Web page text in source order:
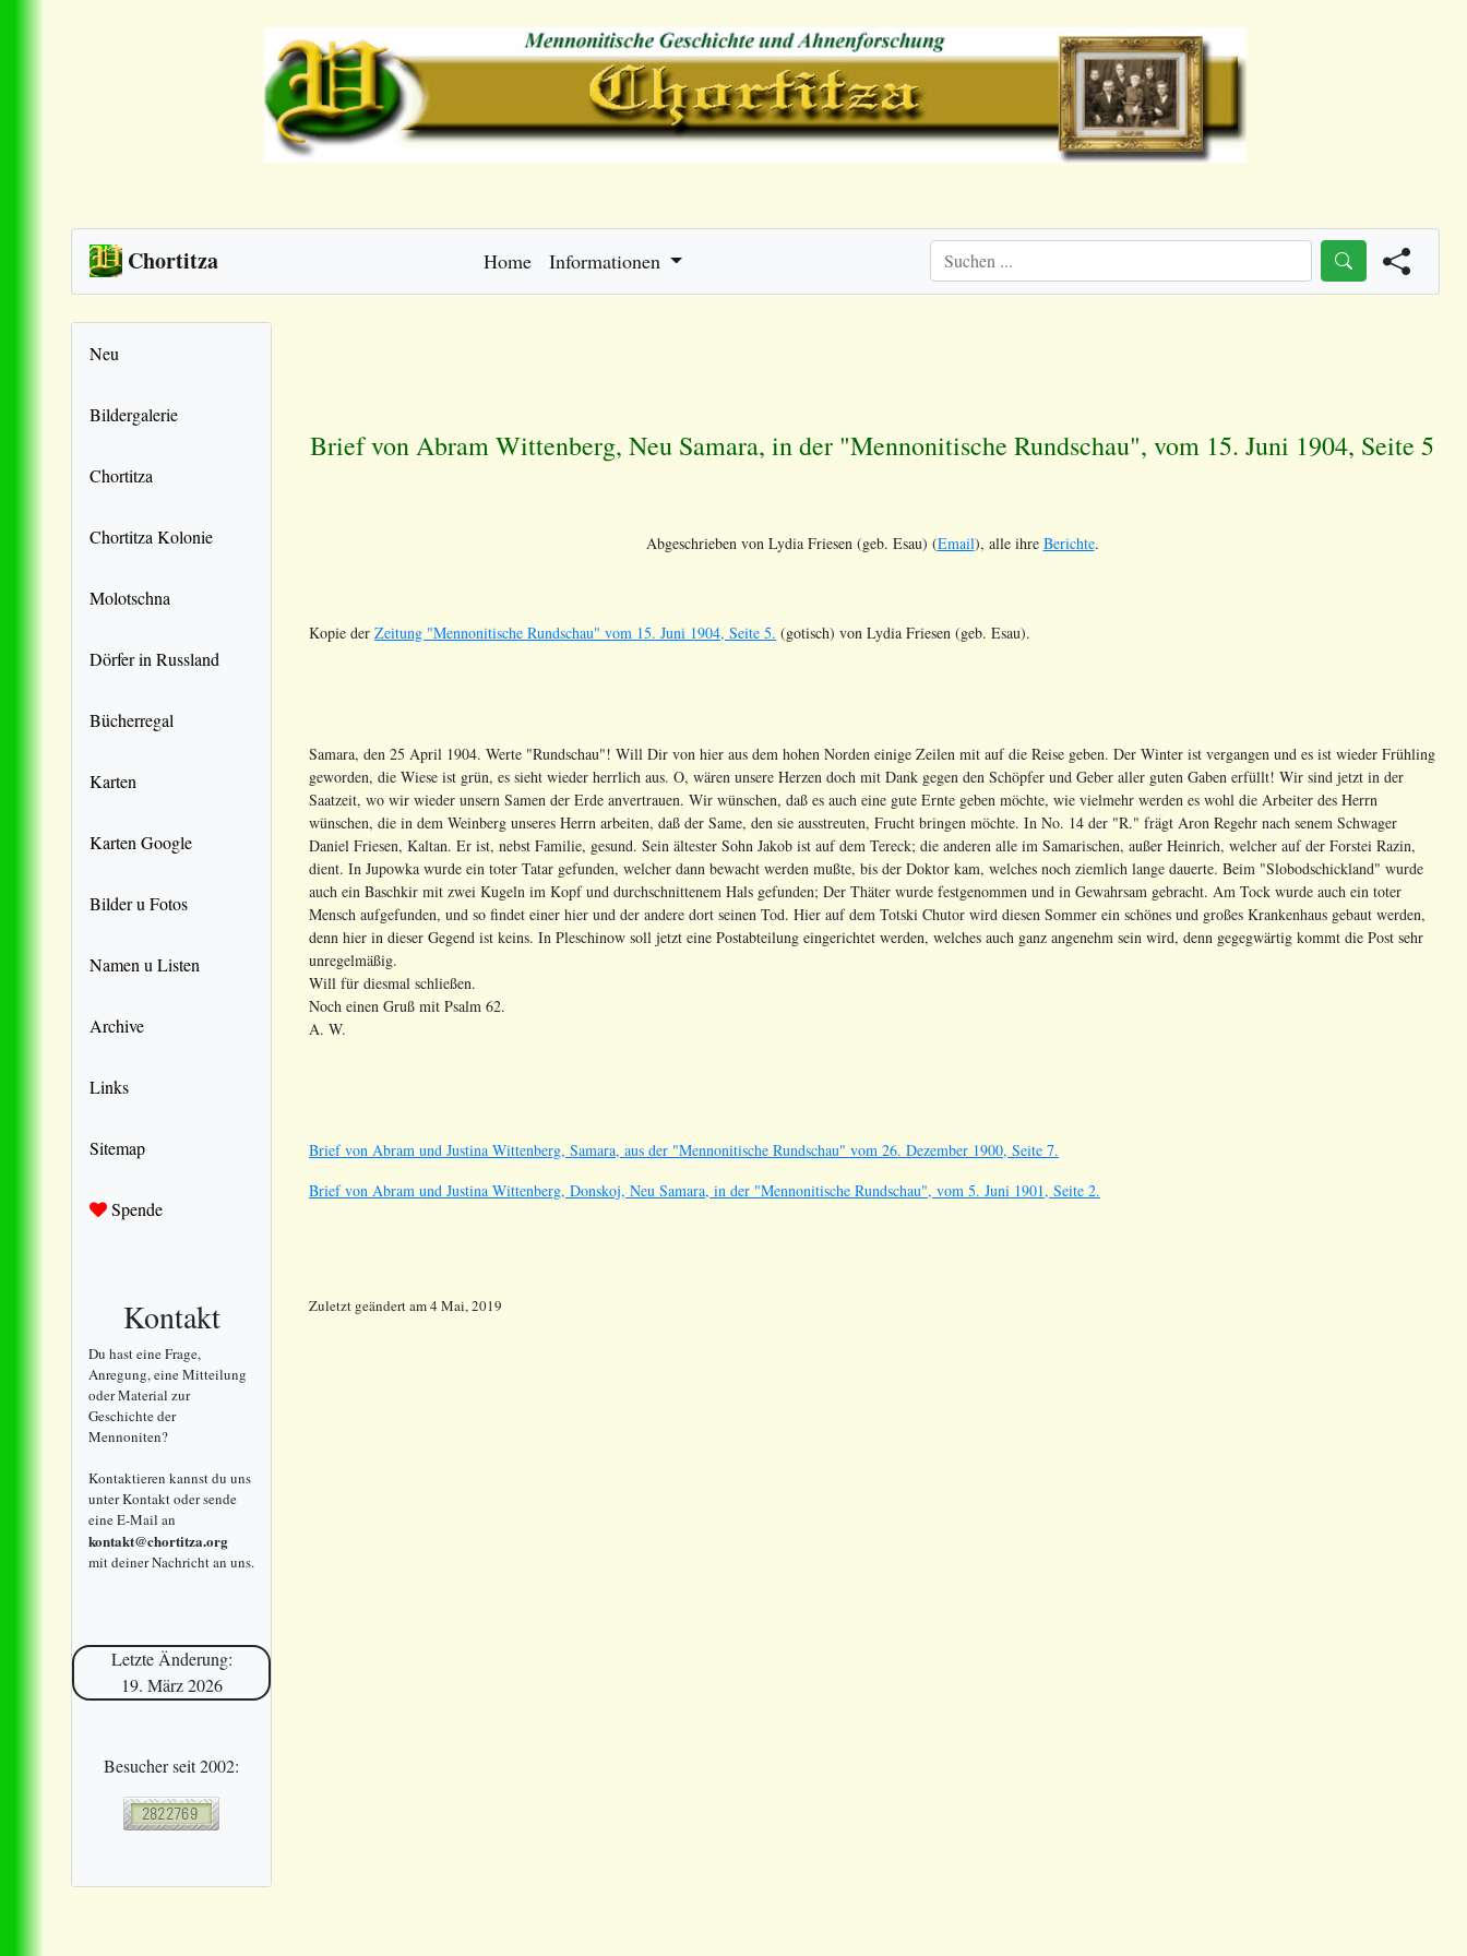
Chortitza Home Informationen
Neu
Bildergalerie
Chortitza
Chortitza Kolonie
Molotschna
Dörfer in Russland
Bücherregal
Karten
Karten Google
Bilder u Fotos
Namen u Listen
Archive
Links
Sitemap
Spende
Kontakt
Du hast eine Frage,
Anregung, eine Mitteilung
oder Material zur
Geschichte der
Mennoniten?
Kontaktieren kannst du uns
unter Kontakt oder sende
eine E-Mail an
kontakt@chortitza.org
mit deiner Nachricht an uns.
Letzte Änderung:
19. März 2026
Besucher seit 2002:
Brief von Abram Wittenberg, Neu Samara, in der "Mennonitische Rundschau", vom 15. Juni 1904, Seite 5
Abgeschrieben von Lydia Friesen (geb. Esau) (Email), alle ihre Berichte.
Kopie der Zeitung "Mennonitische Rundschau" vom 15. Juni 1904, Seite 5. (gotisch) von Lydia Friesen (geb. Esau).
Samara, den 25 April 1904. Werte "Rundschau"! Will Dir von hier aus dem hohen Norden einige Zeilen mit auf die Reise geben. Der Winter ist vergangen und es ist wieder Frühling
geworden, die Wiese ist grün, es sieht wieder herrlich aus. O, wären unsere Herzen doch mit Dank gegen den Schöpfer und Geber aller guten Gaben erfüllt! Wir sind jetzt in der
Saatzeit, wo wir wieder unsern Samen der Erde anvertrauen. Wir wünschen, daß es auch eine gute Ernte geben möchte, wie vielmehr werden es wohl die Arbeiter des Herrn
wünschen, die in dem Weinberg unseres Herrn arbeiten, daß der Same, den sie ausstreuten, Frucht bringen möchte. In No. 14 der "R." frägt Aron Regehr nach senem Schwager
Daniel Friesen, Kaltan. Er ist, nebst Familie, gesund. Sein ältester Sohn Jakob ist auf dem Tereck; die anderen alle im Samarischen, außer Heinrich, welcher auf der Forstei Razin,
dient. In Jupowka wurde ein toter Tatar gefunden, welcher dann bewacht werden mußte, bis der Doktor kam, welches noch ziemlich lange dauerte. Beim "Slobodschickland" wurde
auch ein Baschkir mit zwei Kugeln im Kopf und durchschnittenem Hals gefunden; Der Thäter wurde festgenommen und in Gewahrsam gebracht. Am Tock wurde auch ein toter
Mensch aufgefunden, und so findet einer hier und der andere dort seinen Tod. Hier auf dem Totski Chutor wird diesen Sommer ein schönes und großes Krankenhaus gebaut werden,
denn hier in dieser Gegend ist keins. In Pleschinow soll jetzt eine Postabteilung eingerichtet werden, welches auch ganz angenehm sein wird, denn gegegwärtig kommt die Post sehr
unregelmäßig.
Will für diesmal schließen.
Noch einen Gruß mit Psalm 62.
A. W.
Brief von Abram und Justina Wittenberg, Samara, aus der "Mennonitische Rundschau" vom 26. Dezember 1900, Seite 7.
Brief von Abram und Justina Wittenberg, Donskoj, Neu Samara, in der "Mennonitische Rundschau", vom 5. Juni 1901, Seite 2.
Zuletzt geändertam4 Mai, 2019